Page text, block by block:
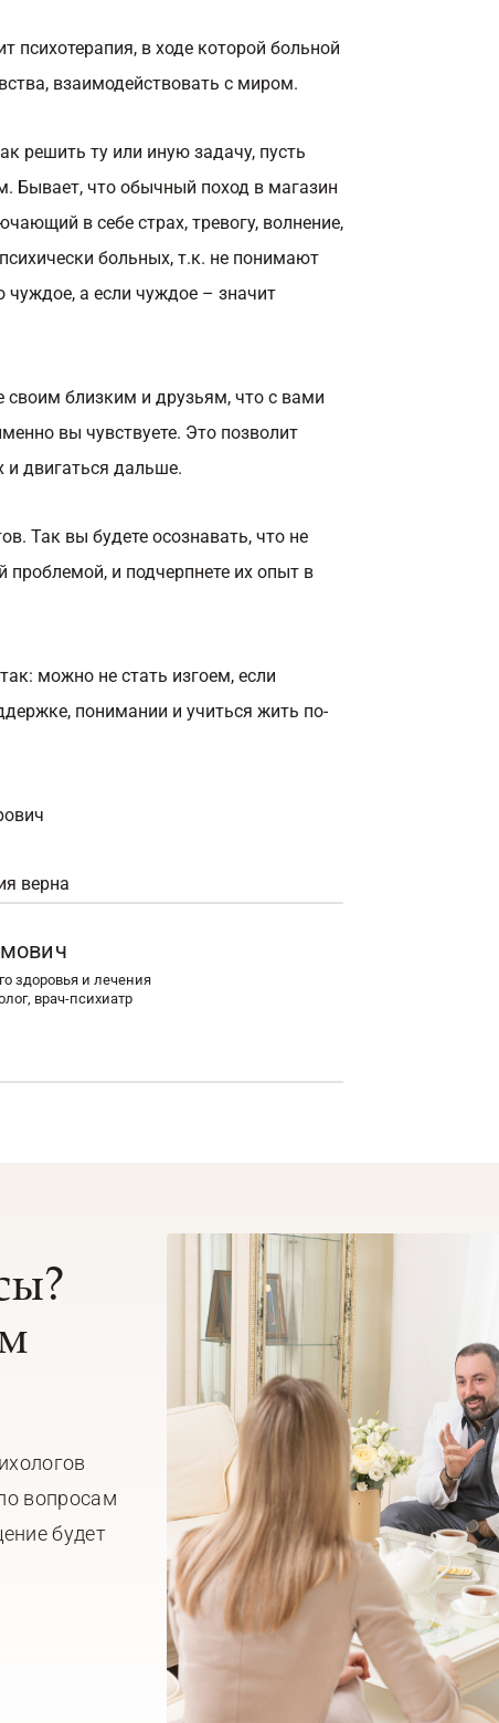
в ходе которой больной
взаимодействовать с миром.
решить ту или иную задачу, пусть
Бывает, что обычный поход в магазин
в себе страх, тревогу, волнение,
больных, т.к. не понимают
чуждое, а если чуждое – значит
близким и друзьям, что с вами
вы чувствуете. Это позволит
и двигаться дальше.
Так вы будете осознавать, что не
проблемой, и подчерпнете их опыт в
можно не стать изгоем, если
понимании и учиться жить по-
верна
здоровья и лечения
врач-психиатр
вопросам
будет